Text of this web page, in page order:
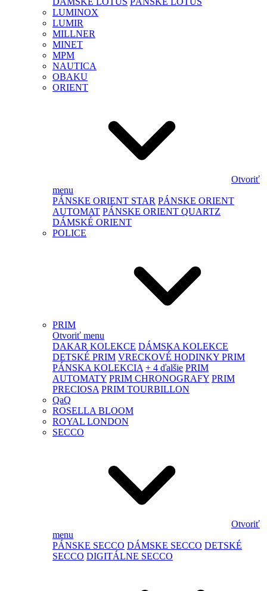
LUMINOX
LUMIR
MILLNER
MINET
MPM
NAUTICA
OBAKU
ORIENT
Otvoriť
menu
PÁNSKE ORIENT STAR PÁNSKE ORIENT
AUTOMAT PÁNSKE ORIENT QUARTZ
DÁMSKÉ ORIENT
POLICE
PRIM
Otvoriť menu
DAKAR KOLEKCE DÁMSKA KOLEKCE
DETSKÉ PRIM VRECKOVÉ HODINKY PRIM
PÁNSKA KOLEKCIA + 4 ďalšie PRIM
AUTOMATY PRIM CHRONOGRAFY PRIM
PRECIOSA PRIM TOURBILLON
QaQ
ROSELLA BLOOM
ROYAL LONDON
SECCO
Otvoriť
menu
PÁNSKE SECCO DÁMSKE SECCO DETSKÉ
SECCO DIGITÁLNE SECCO